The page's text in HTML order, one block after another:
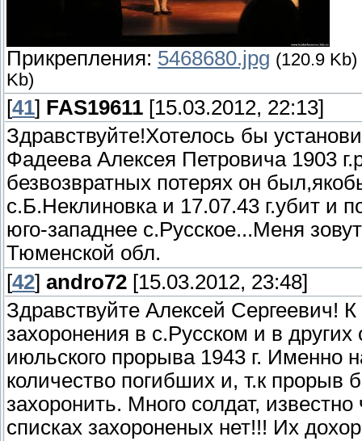
Прикрепления: 5468680.jpg (120.9 Kb)
Kb)
[41] FAS19611 [15.03.2012, 22:13]
Здравствуйте!Хотелось бы
Фадеева Алексея Петровича 1903
безвозвратных потерях он
с.Б.Неклиновка и 17.07.43 г.убит и
юго-западнее с.Русское...Меня
Тюменской обл.
[42] andro72 [15.03.2012, 23:48]
Здравствуйте Алексей Сергеевич!
захоронения в с.Русском и в
июльского прорыва 1943 г. Именно
количество погибших и, т.к
захоронить. Много солдат,
списках захороненых нет!!! Их